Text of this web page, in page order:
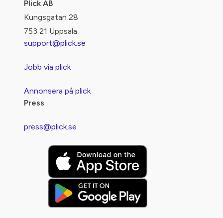
Plick AB
Kungsgatan 28
753 21 Uppsala
support@plick.se
Jobb via plick
Annonsera på plick
Press
press@plick.se